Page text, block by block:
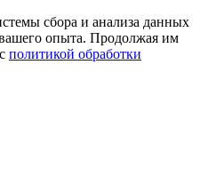
сбора и анализа данных
опыта. Продолжая им
политикой обработки